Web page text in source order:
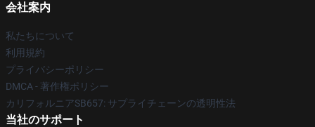
会社案内
私たちについて
利用規約
プライバシーポリシー
DMCA - 著作権ポリシー
カリフォルニアSB657: サプライチェーンの透明性法
当社のサポート